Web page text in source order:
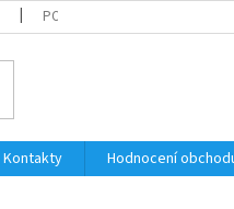
PODMÍNKY OCHRANY
Kontakty
Hodnocení